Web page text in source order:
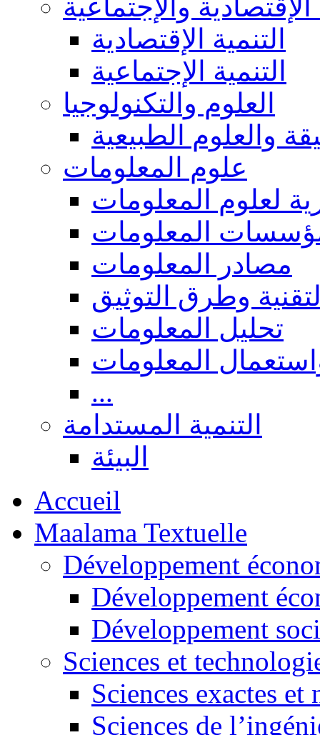
الإقتصادية والإجتماعية
التنمية الإقتصادية
التنمية الإجتماعية
العلوم والتكنولوجيا
والعلوم الطبيعية
علوم المعلومات
لعلوم المعلومات
المعلومات
مصادر المعلومات
وطرق التوثيق
تحليل المعلومات
المعلومات
...
التنمية المستدامة
البيئة
Accueil
Maalama Textuelle
Développement
Développement
Développement
Sciences et
Sciences exactes et
Sciences de